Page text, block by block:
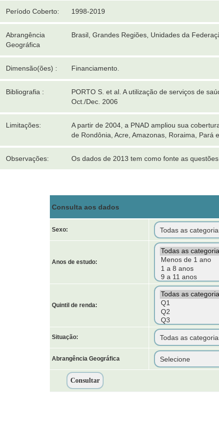
Período Coberto: 1998-2019
Abrangência
Geográfica
Brasil, Grandes Regiões, Unidades da
Dimensão(ões) : Financiamento.
Bibliografia :
PORTO S. et al. A utilização de serviços de
Oct./Dec. 2006
Limitações:
A partir de 2004, a PNAD ampliou sua
de Rondônia, Acre, Amazonas, Roraima, Pará
Observações: Os dados de 2013 tem como fonte as
Consulta aos dados
Sexo:
Anos de estudo:
Quintil de renda:
Situação:
Abrangência Geográfica